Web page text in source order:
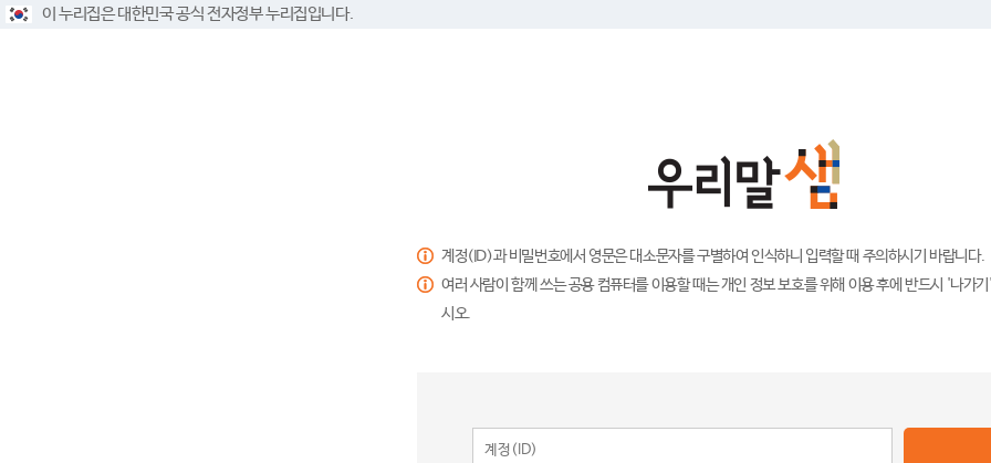
이 누리집은 대한민국 공식 전자정부 누리집입니다.
계정(ID)과 비밀번호에서 영문은 대소문자를 구별하여 인식하니 입력할 때 주의하시기 바랍니다.
여러 사람이 함께 쓰는 공용 컴퓨터를 이용할 때는 개인 정보 보호를 위해 이용 후에 반드시 '나가
시오.